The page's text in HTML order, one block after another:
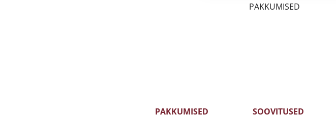
PAKKUMISED
PAKKUMISED SOOVITUSED